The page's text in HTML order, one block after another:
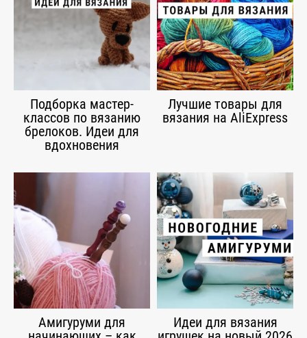
Подборка мастер-
классов по вязанию
брелоков. Идеи для
вдохновения
Лучшие товары для
вязания на AliExpress
Амигуруми для
Идеи для вязания